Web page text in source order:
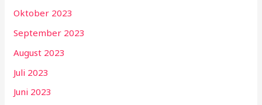
Oktober 2023
September 2023
August 2023
Juli 2023
Juni 2023